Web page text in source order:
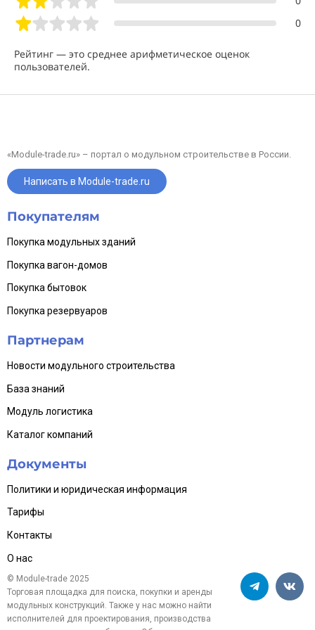
организация душа и туалета;
проведение электрики;
противомоскитные сетки и металлические решетки на окна.
Металлоконструкции удобны и тем, что для их монтажа не
0
Рейтинг — это среднее арифметическое оценок
пользователей.
«Module-trade.ru» – портал о модульном строительстве в России.
Написать в Module-trade.ru
Покупателям
Покупка модульных зданий
Покупка вагон-домов
Покупка бытовок
Покупка резервуаров
Партнерам
Новости модульного строительства
База знаний
Модуль логистика
Каталог компаний
Документы
Политики и юридическая информация
Тарифы
Контакты
О нас
© Module-trade 2025
Торговая площадка для поиска, покупки и аренды
модульных конструкций. Также у нас можно найти
исполнителей для проектирования, производства